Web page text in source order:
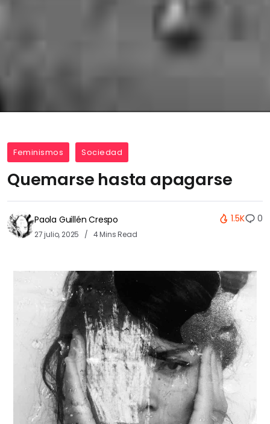
Feminismos Sociedad
Quemarse hasta apagarse
Paola Guillén Crespo
27 julio, 2025 4 Mins Read
1.5K 0